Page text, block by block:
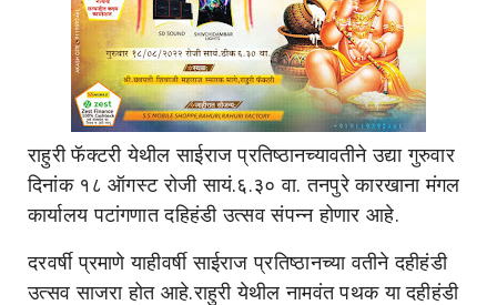
राहुरी फॅक्टरी येथील साईराज प्रतिष्ठानच्यावतीने उद्या गुरुवार
दिनांक १८ ऑगस्ट रोजी सायं.६.३० वा. तनपुरे कारखाना मंगल
कार्यालय पटांगणात दहिहंडी उत्सव संपन्न होणार आहे.
दरवर्षी प्रमाणे याहीवर्षी साईराज प्रतिष्ठानच्या वतीने दहीहंडी
उत्सव साजरा होत आहे.राहुरी येथील नामवंत पथक या दहीहंडी